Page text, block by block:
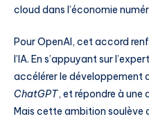
cloud dans l’économie
Pour OpenAI, cet accord
l’IA. En s’appuyant sur
accélérer le développement
ChatGPT, et répondre à une
Mais cette ambition soulève